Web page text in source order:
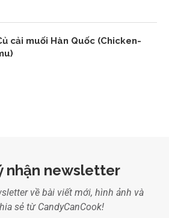
cải muối Hàn Quốc (Chicken-
nhận newsletter
về bài viết mới, hình ảnh và
sẻ từ CandyCanCook!